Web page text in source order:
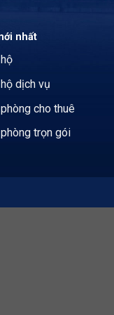
nhất
dịch vụ
cho thuê
trọn gói